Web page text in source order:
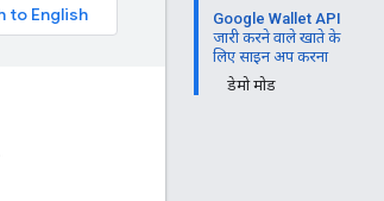
Google Wallet API
जारी करने वाले खाते के
लिए साइन अप करना
डेमो मोड